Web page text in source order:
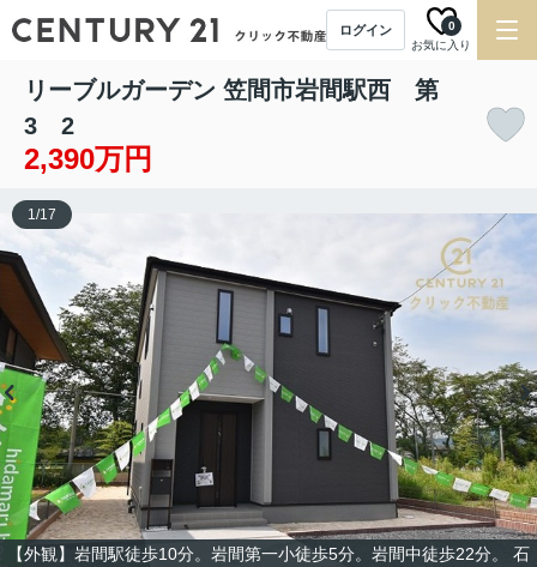
ログイン
お気に入り
0
リーブルガーデン 笠間市岩間駅西 第
3 2
2,390万円
【外観】岩間駅徒歩10分。岩間第一小徒歩5分。岩間中徒歩22分。 石
1/17